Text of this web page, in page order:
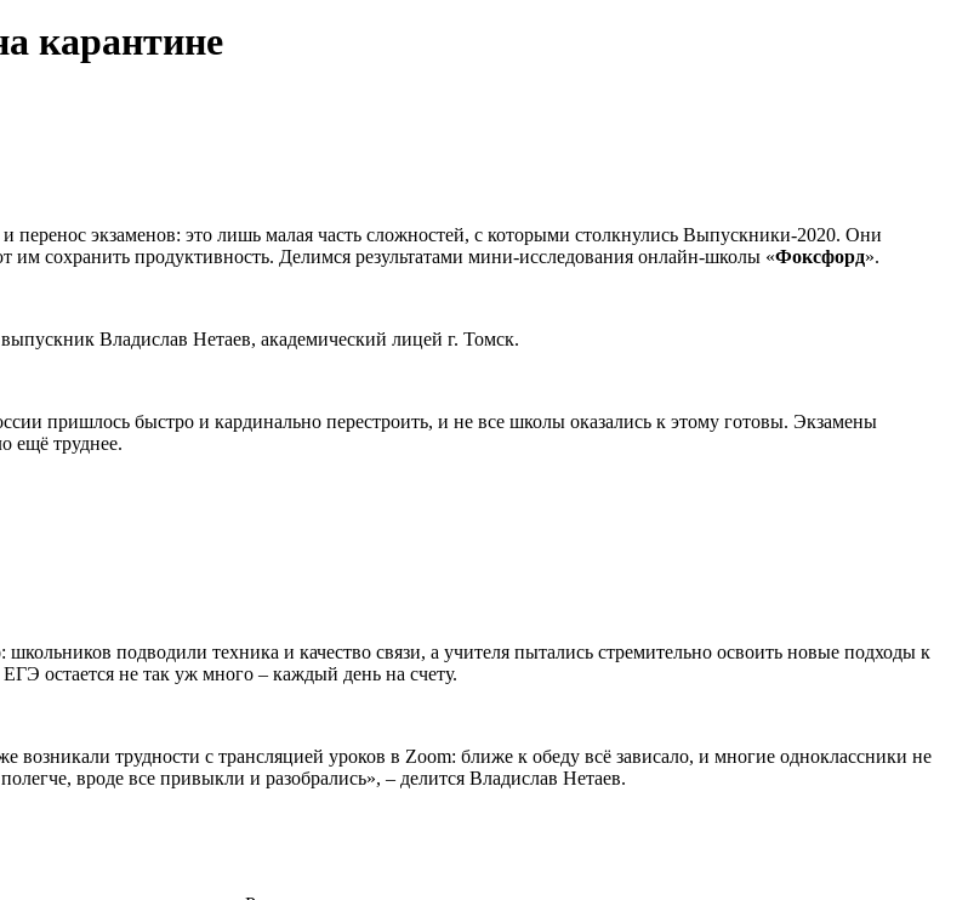
карантине
экзаменов: это лишь малая часть сложностей, с которыми столкнулись Выпускники-2020. Они
им сохранить продуктивность. Делимся результатами мини-исследования онлайн-школы «Фоксфорд».
Владислав Нетаев, академический лицей г. Томск.
пришлось быстро и кардинально перестроить, и не все школы оказались к этому готовы. Экзамены
ещё труднее.
подводили техника и качество связи, а учителя пытались стремительно освоить новые подходы к
остается не так уж много – каждый день на счету.
возникали трудности с трансляцией уроков в Zoom: ближе к обеду всё зависало, и многие одноклассники не
вроде все привыкли и разобрались», – делится Владислав Нетаев.